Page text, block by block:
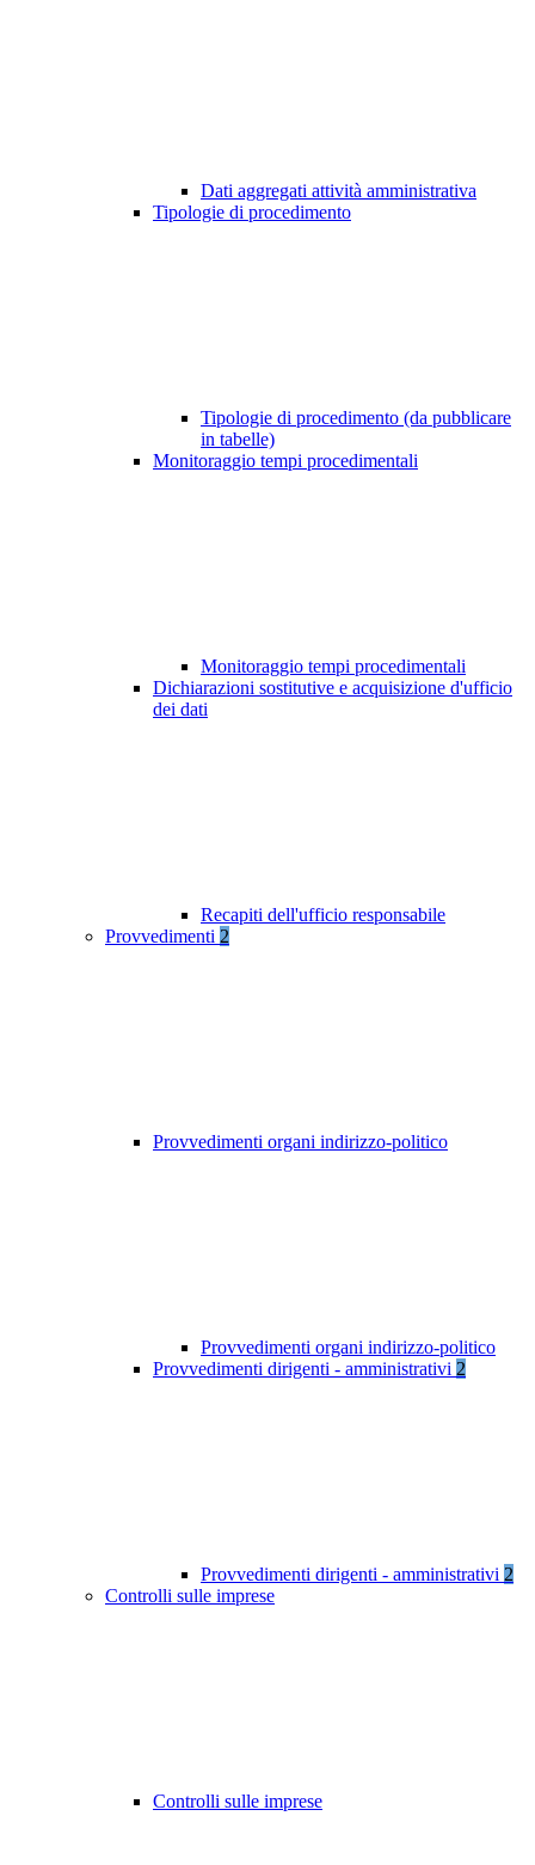
Dati aggregati attività amministrativa
Tipologie di procedimento
Tipologie di procedimento (da pubblicare
in tabelle)
Monitoraggio tempi procedimentali
Monitoraggio tempi procedimentali
Dichiarazioni sostitutive e acquisizione d'ufficio
dei dati
Recapiti dell'ufficio responsabile
Provvedimenti 2
Provvedimenti organi indirizzo-politico
Provvedimenti organi indirizzo-politico
Provvedimenti dirigenti - amministrativi 2
Provvedimenti dirigenti - amministrativi 2
Controlli sulle imprese
Controlli sulle imprese